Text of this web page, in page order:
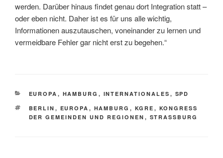
werden. Darüber hinaus findet genau dort Integration statt –
oder eben nicht. Daher ist es für uns alle wichtig,
Informationen auszutauschen, voneinander zu lernen und
vermeidbare Fehler gar nicht erst zu begehen.“
KATEGORIEN
EUROPA , HAMBURG , INTERNATIONALES , SPD
SCHLAGWÖRTER
BERLIN , EUROPA , HAMBURG , KGRE , KONGRESS
DER GEMEINDEN UND REGIONEN , STRASSBURG